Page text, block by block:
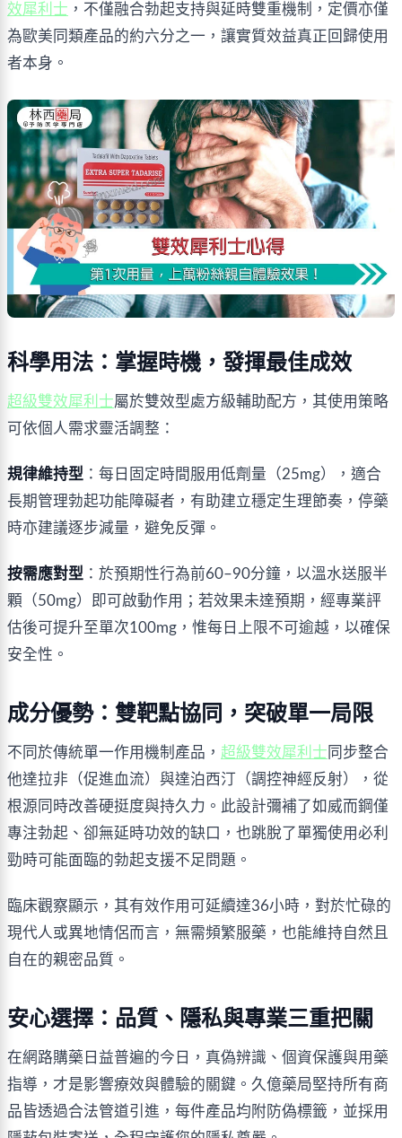
效犀利士 ，不僅融合勃起支持與延時雙重機制，定價亦僅
為歐美同類產品的約六分之一，讓實質效益真正回歸使用
者本身。
科學用法：掌握時機，發揮最佳成效
超級雙效犀利士屬於雙效型處方級輔助配方，其使用策略
可依個人需求靈活調整：
規律維持型 ：每日固定時間服用低劑量（25mg），適合
長期管理勃起功能障礙者，有助建立穩定生理節奏，停藥
時亦建議逐步減量，避免反彈。
按需應對型 ：於預期性行為前60–90分鐘，以溫水送服半
顆（50mg）即可啟動作用；若效果未達預期，經專業評
估後可提升至單次100mg，惟每日上限不可逾越，以確保
安全性。
成分優勢：雙靶點協同，突破單一局限
不同於傳統單一作用機制產品， 超級雙效犀利士 同步整合
他達拉非（促進血流）與達泊西汀（調控神經反射），從
根源同時改善硬挺度與持久力。此設計彌補了如威而鋼僅
專注勃起、卻無延時功效的缺口，也跳脫了單獨使用必利
勁時可能面臨的勃起支援不足問題。
臨床觀察顯示，其有效作用可延續達36小時，對於忙碌的
現代人或異地情侶而言，無需頻繁服藥，也能維持自然且
自在的親密品質。
安心選擇：品質、隱私與專業三重把關
在網路購藥日益普遍的今日，真偽辨識、個資保護與用藥
指導，才是影響療效與體驗的關鍵。久億藥局堅持所有商
品皆透過合法管道引進，每件產品均附防偽標籤，並採用